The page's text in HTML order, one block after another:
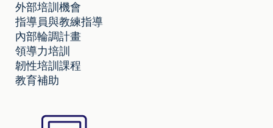
外部培訓機會
指導員與教練指導
內部輪調計畫
領導力培訓
韌性培訓課程
教育補助